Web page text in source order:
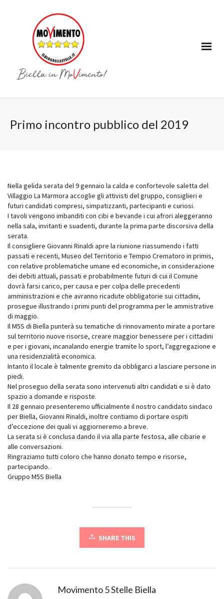
Primo incontro pubblico del 2019
Nella gelida serata del 9 gennaio la calda e confortevole saletta del
Villaggio La Marmora accoglie gli attivisti del gruppo, consiglieri e
futuri candidati compresi, simpatizzanti, partecipanti e curiosi.
I tavoli vengono imbanditi con cibi e bevande i cui afrori aleggeranno
nella sala, invitanti e suadenti, durante la prima parte discorsiva della
serata.
Il consigliere Giovanni Rinaldi apre la riunione riassumendo i fatti
passati e recenti, Museo del Territorio e Tempio Crematoro in primis,
con relative problematiche umane ed economiche, in considerazione
dei debiti attuali, passati e probabilmente futuri di cui il Comune
dovrà farsi carico, per causa e per colpa delle precedenti
amministrazioni e che avranno ricadute obbligatorie sui cittadini,
prosegue illustrando i primi punti del programma per le ammistrative
di maggio.
Il M5S di Biella punterà su tematiche di rinnovamento mirate a portare
sul territorio nuove risorse, creare maggior benessere per i cittadini
e per i giovani, incanalando energie tramite lo sport, l’aggregazione e
una residenzialità economica.
Intanto il locale è talmente gremito da obbligarci a lasciare persone in
piedi.
Nel proseguo della serata sono intervenuti altri candidati e si è dato
spazio a domande e risposte.
Il 28 gennaio presenteremo ufficialmente il nostro candidato sindaco
per Biella, Giovanni Rinaldi, inoltre contiamo di portare ospiti
d’eccezione dei quali vi aggiorneremo a breve.
La serata si è conclusa dando il via alla parte festosa, alle cibarie e
alle conversazioni.
Ringraziamo tutti coloro che hanno donato tempo e risorse,
partecipando.
Gruppo M5S Biella
SHARE THIS
Movimento 5 Stelle Biella